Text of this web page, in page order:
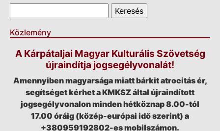
Keresés űrlap
Keresés
Közlemény
A Kárpátaljai Magyar Kulturális Szövetség
újraindítja jogsegélyvonalát!
Amennyiben magyarsága miatt bárkit atrocitás ér,
segítséget kérhet a KMKSZ által újraindított
jogsegélyvonalon minden hétköznap 8.00-tól
17.00 óráig (közép-európai idő szerint) a
+380959192802-es mobilszámon.